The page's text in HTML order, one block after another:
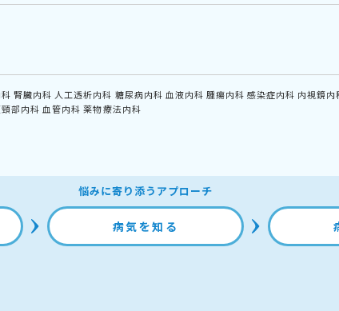
腎臓内科 人工透析内科 糖尿病内科 血液内科 腫瘍内科 感染症内科 内視鏡内
部内科 血管内科 薬物療法内科
悩みに寄り添うアプローチ
病気を知る